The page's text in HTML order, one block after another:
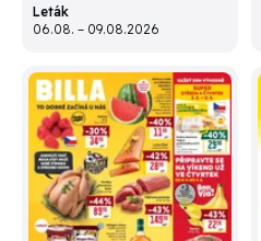
Leták
06.08. – 09.08.2026